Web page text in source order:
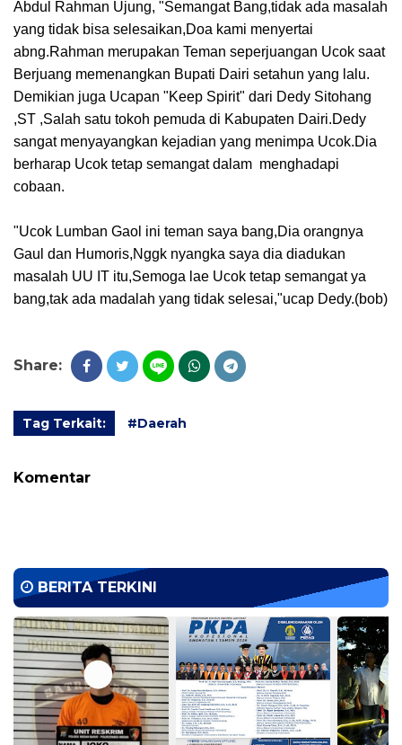
Abdul Rahman Ujung, "Semangat Bang,tidak ada masalah
yang tidak bisa selesaikan,Doa kami menyertai
abng.Rahman merupakan Teman seperjuangan Ucok saat
Berjuang memenangkan Bupati Dairi setahun yang lalu.
Demikian juga Ucapan "Keep Spirit" dari Dedy Sitohang
,ST ,Salah satu tokoh pemuda di Kabupaten Dairi.Dedy
sangat menyayangkan kejadian yang menimpa Ucok.Dia
berharap Ucok tetap semangat dalam menghadapi
cobaan.
"Ucok Lumban Gaol ini teman saya bang,Dia orangnya
Gaul dan Humoris,Nggk nyangka saya dia diadukan
masalah UU IT itu,Semoga lae Ucok tetap semangat ya
bang,tak ada madalah yang tidak selesai,"ucap Dedy.(bob)
Share:
Tag Terkait: #Daerah
Komentar
BERITA TERKINI